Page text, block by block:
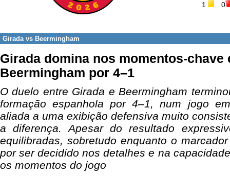
1 0
Giradavs Beermingham
Girada domina nos momentos-chave
Beermingham por 4–1
O duelo entre Girada e Beermingham
formação espanhola por 4–1, num jogo
aliada a uma exibição defensiva muito
a diferença. Apesar do resultado
equilibradas, sobretudo enquanto o
por ser decidido nos detalhes e na
os momentos do jogo